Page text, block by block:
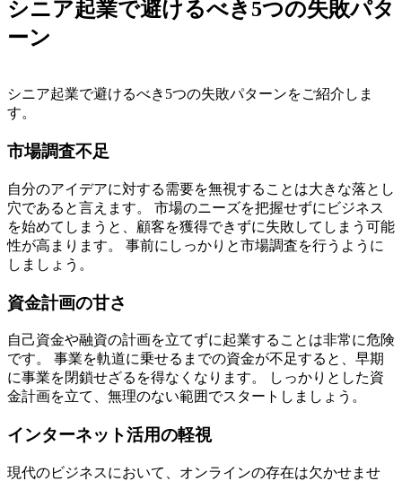
シニア起業で避けるべき5つの失敗パタ
ーン
シニア起業で避けるべき5つの失敗パターンをご紹介しま
す。
市場調査不足
自分のアイデアに対する需要を無視することは大きな落とし
穴であると言えます。 市場のニーズを把握せずにビジネス
を始めてしまうと、顧客を獲得できずに失敗してしまう可能
性が高まります。 事前にしっかりと市場調査を行うように
しましょう。
資金計画の甘さ
自己資金や融資の計画を立てずに起業することは非常に危険
です。
事業を軌道に乗せるまでの資金が不足すると、早期
に事業を閉鎖せざるを得なくなります。
しっかりとした資
金計画を立て、無理のない範囲でスタートしましょう。
インターネット活用の軽視
現代のビジネスにおいて、オンラインの存在は欠かせませ